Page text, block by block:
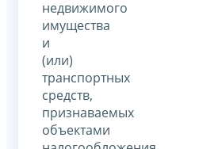
недвижимого
имущества
и
(или)
транспортных
средств,
признаваемых
объектами